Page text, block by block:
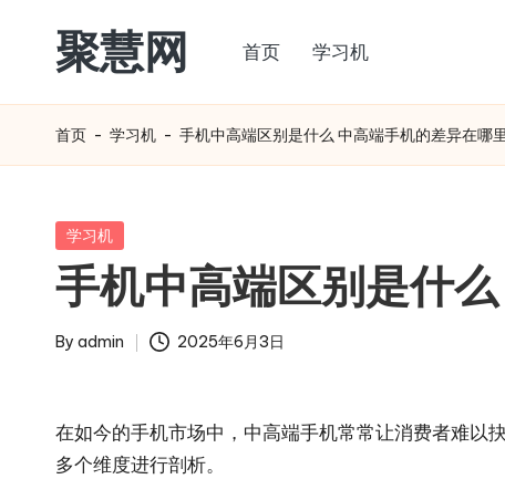
content
聚慧网 首页 学习机
首页 - 学习机 - 手机中高端区别是什么 中高端手机的差异在哪
Posted
学习机
手机中高端区别是什
Posted
By admin 2025年6月3日
在如今的手机市场中，中高端手机常常让消费者难以
多个维度进行剖析。